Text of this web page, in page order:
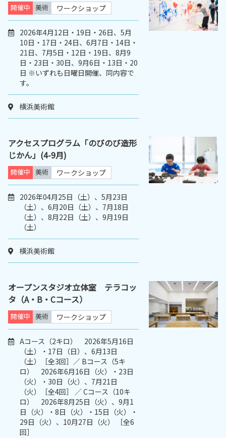
開催中 美術 ワークショップ
2026年4月12日・19日・26日、5月
10日・17日・24日、6月7日・14日・
21日、7月5日・12日・19日、8月9
日・23日・30日、9月6日・13日・20
日 ※いずれも日曜日開催、同内容で
す。
横浜美術館
アクセスプログラム「のびのび造形
じかん」(4-9月)
開催中 美術 ワークショップ
2026年04月25日（土）、5月23日
（土）、6月20日（土）、7月18日
（土）、8月22日（土）、9月19日
（土）
横浜美術館
オープンスタジオ立体室 テラコッ
タ（A・B・Cコース）
開催中 美術 ワークショップ
Aコース（2キロ） 2026年5月16日
（土）・17日（日）、6月13日
（土）［全3回］／ Bコース（5キ
ロ） 2026年6月16日（火）・23日
（火）・30日（火）、7月21日
（火）［全4回］ ／ Cコース（10キ
ロ） 2026年8月25日（火）、9月1
日（火）・8日（火）・15日（火）・
29日（火）、10月27日（火） ［全6
回］